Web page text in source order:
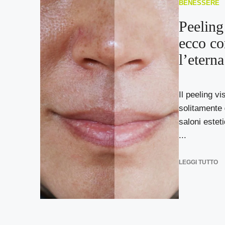
BENESSERE
ecco
Il peeling
solitamente
saloni
...
LEGGI TUTTO